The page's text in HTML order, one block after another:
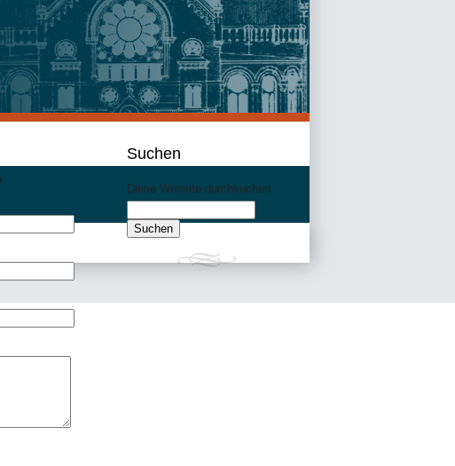
Suchen
Diese Website durchsuchen: